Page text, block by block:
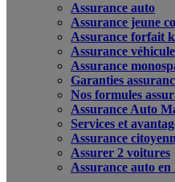
Assurance auto
Assurance jeune
Assurance forfait
Assurance
Assurance
Garanties
Nos formules
Assurance Auto
Services et
Assurance
Assurer 2 voitures
Assurance auto en